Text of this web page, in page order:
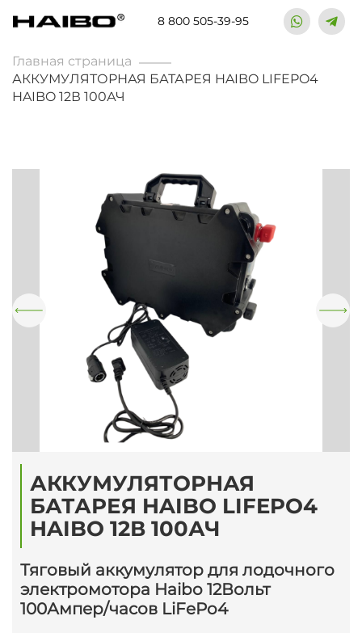
8 800 505-39-95
Главная страница
АККУМУЛЯТОРНАЯ БАТАРЕЯ HAIBO LIFEPO4
HAIBO 12В 100АЧ
АККУМУЛЯТОРНАЯ
БАТАРЕЯ HAIBO LIFEPO4
HAIBO 12В 100АЧ
Тяговый аккумулятор для лодочного
электромотора Haibo 12Вольт
100Ампер/часов LiFePo4